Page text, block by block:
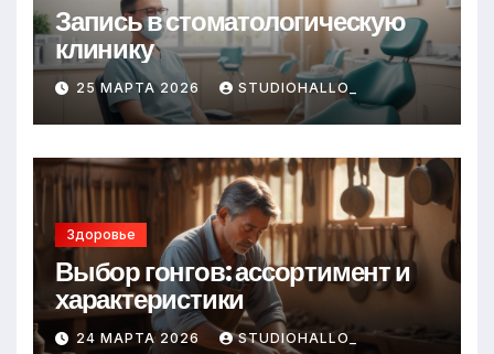
Запись в стоматологическую
клинику
25 МАРТА 2026 STUDIOHALLO_
Здоровье
Выбор гонгов: ассортимент и
характеристики
24 МАРТА 2026 STUDIOHALLO_